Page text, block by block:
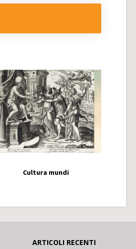
Cultura mundi
ARTICOLI RECENTI